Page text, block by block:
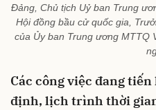
Đảng, Chủ tịch Uỷ ban Trung
Hội đồng bầu cử quốc gia,
của Ủy ban Trung ương MTTQ
Các công việc đang
định, lịch trình thời